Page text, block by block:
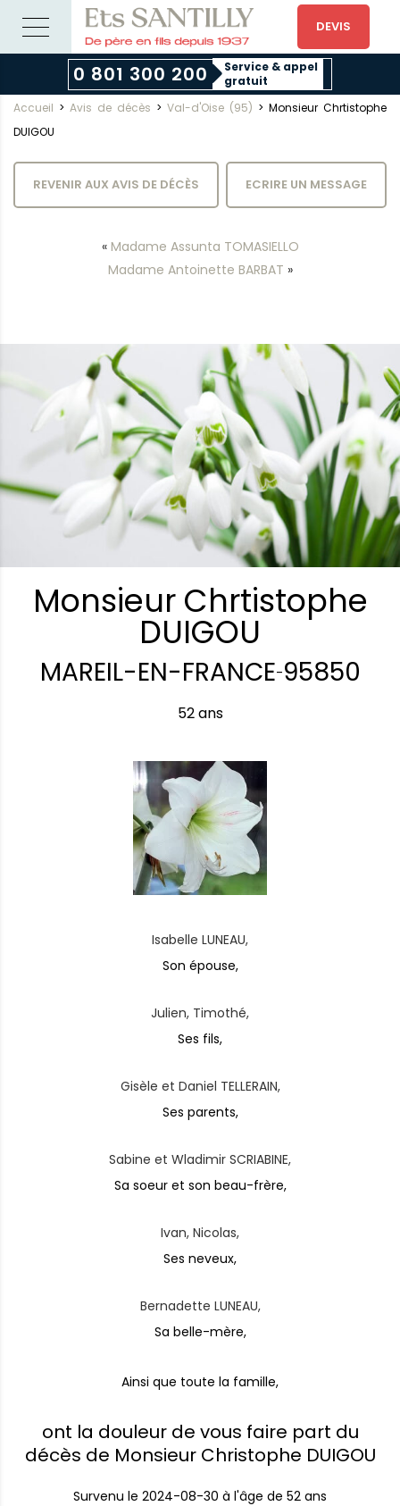
DEVIS
0 801 300 200
Service & appel
gratuit
Accueil > Avis de décès > Val-d'Oise (95) > Monsieur Chrtistophe
DUIGOU
REVENIR AUX AVIS DE DÉCÈS ECRIRE UN MESSAGE
« Madame Assunta TOMASIELLO
Madame Antoinette BARBAT »
Monsieur Chrtistophe
DUIGOU
MAREIL-EN-FRANCE-95850
52 ans
Isabelle LUNEAU,
Son épouse,
Julien, Timothé,
Ses fils,
Gisèle et Daniel TELLERAIN,
Ses parents,
Sabine et Wladimir SCRIABINE,
Sa soeur et son beau-frère,
Ivan, Nicolas,
Ses neveux,
Bernadette LUNEAU,
Sa belle-mère,
Ainsi que toute la famille,
ont la douleur de vous faire part du
décès de Monsieur Christophe DUIGOU
Survenu le 2024-08-30 à l'âge de 52 ans